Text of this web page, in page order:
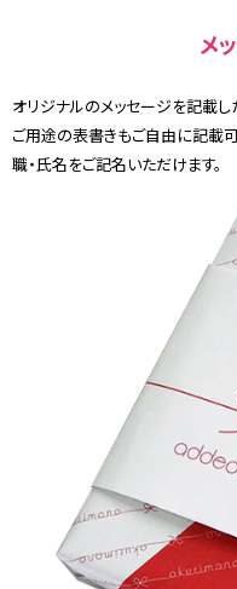
メ
オリジナルのメッセージを記載し
ご用途の表書きもご自由に記載
職・氏名をご記名いただけます。